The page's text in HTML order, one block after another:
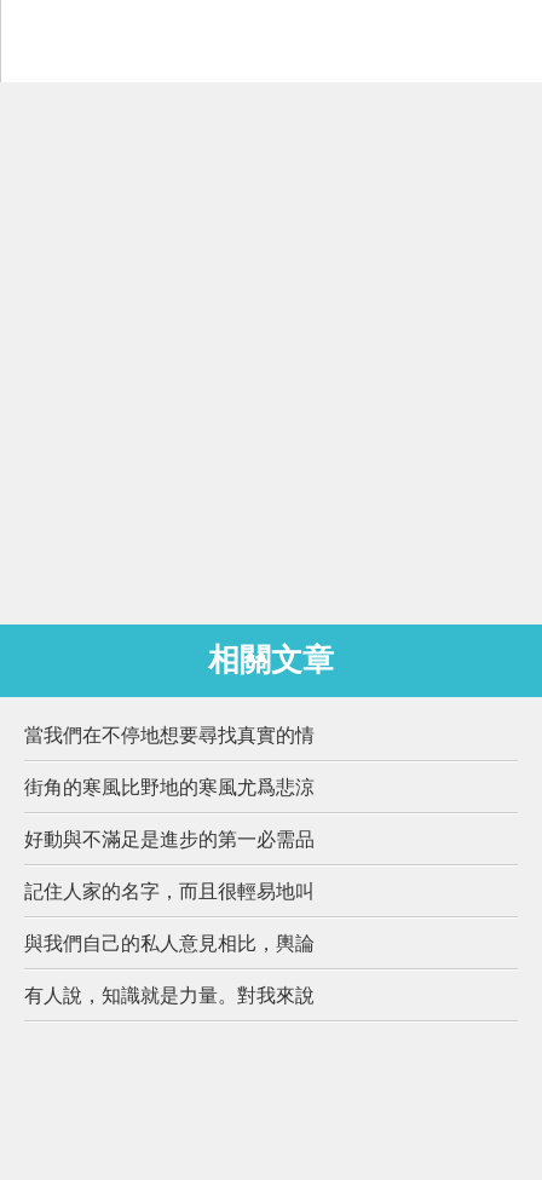
相關文章
當我們在不停地想要尋找真實的情
街角的寒風比野地的寒風尤爲悲涼
好動與不滿足是進步的第一必需品
記住人家的名字，而且很輕易地叫
與我們自己的私人意見相比，輿論
有人說，知識就是力量。對我來說